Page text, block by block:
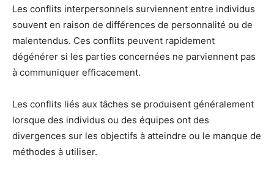
Les conflits interpersonnels surviennent entre individus
souvent en raison de différences de personnalité ou de
malentendus. Ces conflits peuvent rapidement
dégénérer si les parties concernées ne parviennent pas
à communiquer efficacement.
Les conflits liés aux tâches se produisent généralement
lorsque des individus ou des équipes ont des
divergences sur les objectifs à atteindre ou le manque de
méthodes à utiliser.